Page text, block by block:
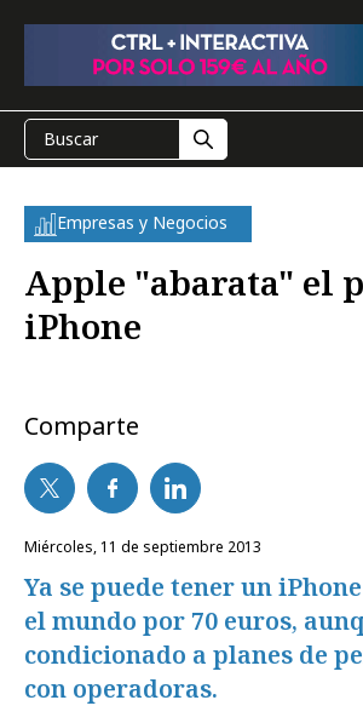
Empresas y Negocios
Apple "abarata" el
iPhone
Comparte
miércoles, 11 de septiembre 2013
Ya se puede tener un
el mundo por 70 euros,
condicionado a planes de
con operadoras.